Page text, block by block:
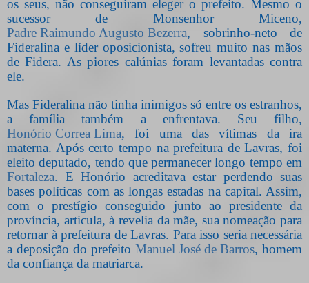
os seus, não conseguiram eleger o prefeito. Mesmo o
sucessor de Monsenhor Miceno,
Padre Raimundo Augusto Bezerra, sobrinho-neto de
Fideralina e líder oposicionista, sofreu muito nas mãos
de Fidera. As piores calúnias foram levantadas contra
ele.
Mas Fideralina não tinha inimigos só entre os estranhos,
a família também a enfrentava. Seu filho,
Honório Correa Lima, foi uma das vítimas da ira
materna. Após certo tempo na prefeitura de Lavras, foi
eleito deputado, tendo que permanecer longo tempo em
Fortaleza. E Honório acreditava estar perdendo suas
bases políticas com as longas estadas na capital. Assim,
com o prestígio conseguido junto ao presidente da
província, articula, à revelia da mãe, sua nomeação para
retornar à prefeitura de Lavras. Para isso seria necessária
a deposição do prefeito Manuel José de Barros, homem
da confiança da matriarca.